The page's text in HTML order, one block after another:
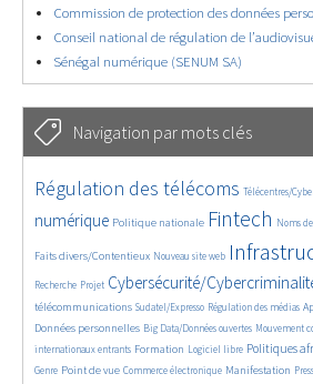
Commission de protection des données
Conseil national de régulation de
Sénégal numérique (SENUM SA)
Navigation par mots clés
4654/5650
Régulation des télécoms
362/5650 Télécentres/
3744/5650
numérique
1854/5650 Politique nationale
5188/5650 Fintech
688/5650 Noms
2414/5650
1612/5650
Faits divers/Contentieux Nouveau site web
Recherche
248/5650Projet
3594/5650 Cybersécurité/
2329/5650
1632/5650
télécommunications
289/5650 Sudatel/Expresso
1027/5650 Régulation des médias
1526/5650
1185/5650
1673/5650
Données personnelles
141/5650 Big Data/Données ouvertes
632/5650 Mouvement
375/5650
669/5650
internationaux entrants
1752/5650 Formation
96/5650 Logiciel libre
2477/5650 Politiques
1097/5650
178/5650
591/5650
Genre
1836/5650Point de vue
1048/5650 Commerce électronique
1516/5650 Manifestation
342/5650
131/5650
206/5650
1170/5650